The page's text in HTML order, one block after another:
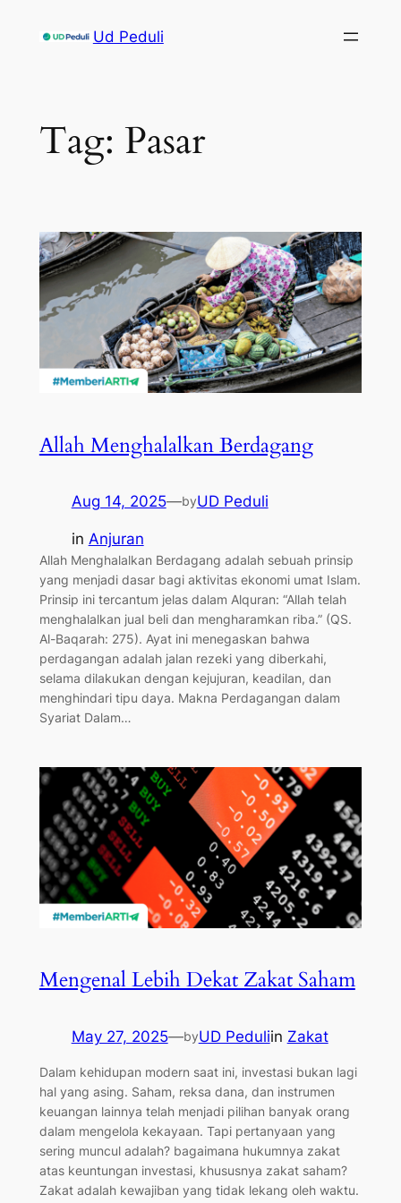
Ud Peduli
Tag: Pasar
Allah Menghalalkan Berdagang
Aug 14, 2025—byUD Peduli
in Anjuran
Allah Menghalalkan Berdagang adalah sebuah prinsip
yang menjadi dasar bagi aktivitas ekonomi umat Islam.
Prinsip ini tercantum jelas dalam Alquran: “Allah telah
menghalalkan jual beli dan mengharamkan riba.” (QS.
Al-Baqarah: 275). Ayat ini menegaskan bahwa
perdagangan adalah jalan rezeki yang diberkahi,
selama dilakukan dengan kejujuran, keadilan, dan
menghindari tipu daya. Makna Perdagangan dalam
Syariat Dalam…
Mengenal Lebih Dekat Zakat Saham
May 27, 2025—byUD Peduliin Zakat
Dalam kehidupan modern saat ini, investasi bukan lagi
hal yang asing. Saham, reksa dana, dan instrumen
keuangan lainnya telah menjadi pilihan banyak orang
dalam mengelola kekayaan. Tapi pertanyaan yang
sering muncul adalah? bagaimana hukumnya zakat
atas keuntungan investasi, khususnya zakat saham?
Zakat adalah kewajiban yang tidak lekang oleh waktu.